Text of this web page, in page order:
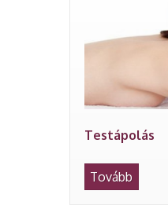
Testápolás
Tovább